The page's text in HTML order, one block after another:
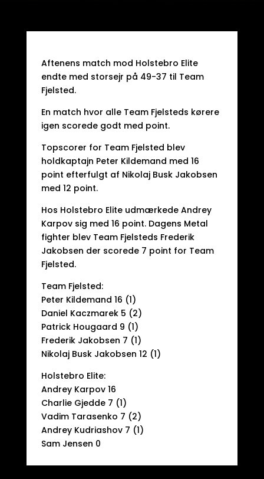
Aftenens match mod Holstebro Elite
endte med storsejr på 49-37 til Team
Fjelsted.
En match hvor alle Team Fjelsteds kørere
igen scorede godt med point.
Topscorer for Team Fjelsted blev
holdkaptajn Peter Kildemand med 16
point efterfulgt af Nikolaj Busk Jakobsen
med 12 point.
Hos Holstebro Elite udmærkede Andrey
Karpov sig med 16 point. Dagens Metal
fighter blev Team Fjelsteds Frederik
Jakobsen der scorede 7 point for Team
Fjelsted.
Team Fjelsted:
Peter Kildemand 16 (1)
Daniel Kaczmarek 5 (2)
Patrick Hougaard 9 (1)
Frederik Jakobsen 7 (1)
Nikolaj Busk Jakobsen 12 (1)
Holstebro Elite:
Andrey Karpov 16
Charlie Gjedde 7 (1)
Vadim Tarasenko 7 (2)
Andrey Kudriashov 7 (1)
Sam Jensen 0